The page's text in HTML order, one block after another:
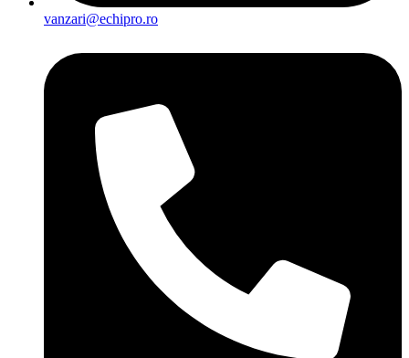
vanzari@echipro.ro